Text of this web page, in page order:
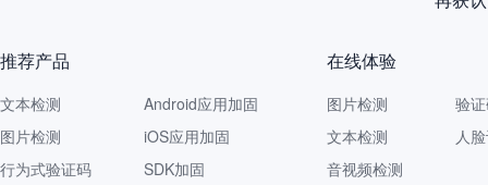
推荐产品
文本检测
图片检测
行为式验证码
Android应用加固
iOS应用加固
SDK加固
在线体验
图片检测
文本检测
音视频检测
验
人